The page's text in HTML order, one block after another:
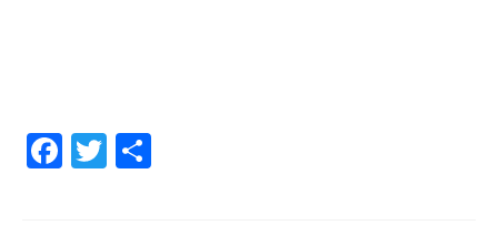
Facebook
Twitter